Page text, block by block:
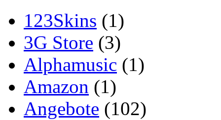
123Skins (1)
3G Store (3)
Alphamusic (1)
Amazon (1)
Angebote (102)